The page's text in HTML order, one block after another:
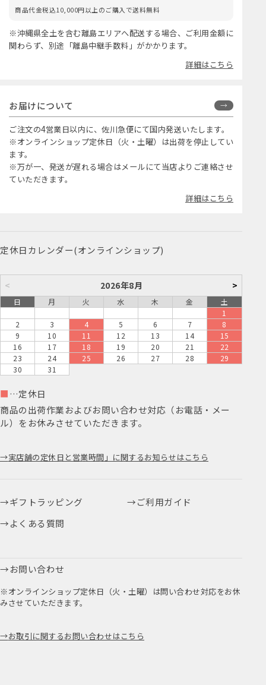
商品代金税込10,000円以上のご購入で送料無料
※沖縄県全土を含む離島エリアへ配送する場合、ご利用金額に
関わらず、別途「離島中継手数料」がかかります。
詳細はこちら
お届けについて
ご注文の4営業日以内に、佐川急便にて国内発送いたします。
※オンラインショップ定休日（火・土曜）は出荷を停止してい
ます。
※万が一、発送が遅れる場合はメールにて当店よりご連絡させ
ていただきます。
詳細はこちら
定休日カレンダー(オンラインショップ)
< 2026年8月 >
日 月 火 水 木 金
土
1
2
3 4 5 6 7
8
9
10 11 12 13 14
15
16
17 18 19 20 21
22
23
24 25 26 27 28
29
30
31
■ …定休日
商品の出荷作業およびお問い合わせ対応（お電話・メー
ル）をお休みさせていただきます。
実店舗の定休日と営業時間」に関するお知らせはこちら
ギフトラッピング
ご利用ガイド
よくある質問
お問い合わせ
※オンラインショップ定休日（火・土曜）は問い合わせ対応をお休
みさせていただきます。
お取引に関するお問い合わせはこちら